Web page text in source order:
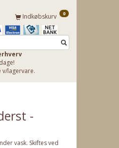
Indkøbskurv 0
v/lagervare.
-
vask. Skiftes ved